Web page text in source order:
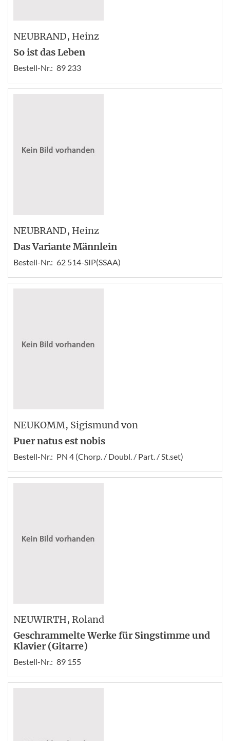
NEUBRAND, Heinz
So ist das Leben
Bestell-Nr.: 89 233
NEUBRAND, Heinz
Das Variante Männlein
Bestell-Nr.: 62 514-SIP(SSAA)
NEUKOMM, Sigismund von
Puer natus est nobis
Bestell-Nr.: PN 4 (Chorp. / Doubl. / Part. / St.set)
NEUWIRTH, Roland
Geschrammelte Werke für Singstimme und
Klavier (Gitarre)
Bestell-Nr.: 89 155